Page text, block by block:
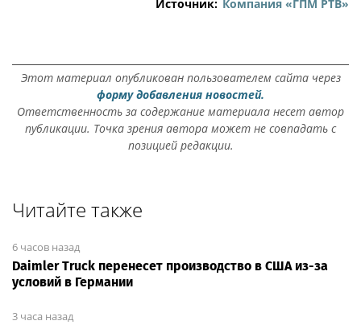
Источник: Компания «ГПМ РТВ»
Этот материал опубликован пользователем сайта через
форму добавления новостей.
Ответственность за содержание материала несет автор
публикации. Точка зрения автора может не совпадать с
позицией редакции.
Читайте также
6 часов назад
Daimler Truck перенесет производство в США из-за
условий в Германии
3 часа назад